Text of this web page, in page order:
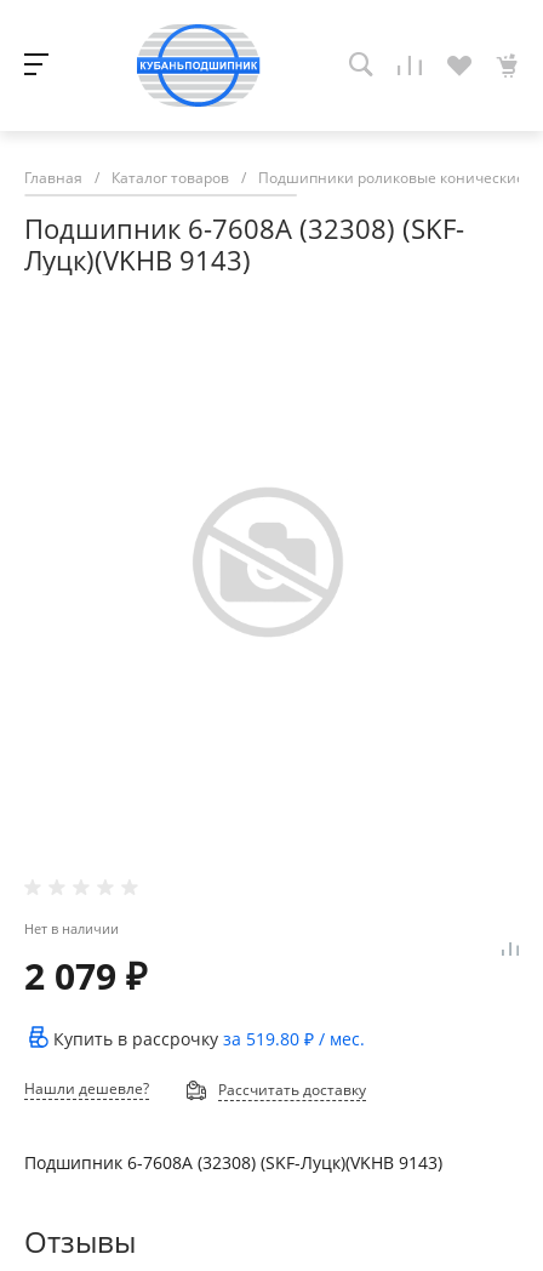
Главная / Каталог товаров / Подшипники роликовые конические
Подшипник 6-7608А (32308) (SKF-
Луцк)(VKHB 9143)
Нет в наличии
2 079 ₽
Купить в рассрочку за 519.80 ₽ / мес.
Нашли дешевле? Рассчитать доставку
Подшипник 6-7608А (32308) (SKF-Луцк)(VKHB 9143)
Отзывы